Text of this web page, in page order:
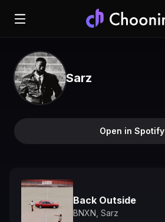
Sarz
Open in Spotify
Back Outside
BNXN Sarz